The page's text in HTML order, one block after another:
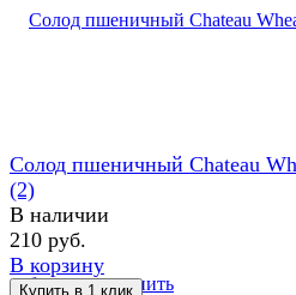
избранное сравнить
Солод пшеничный Chateau
(2)
В наличии
210 руб.
В корзину